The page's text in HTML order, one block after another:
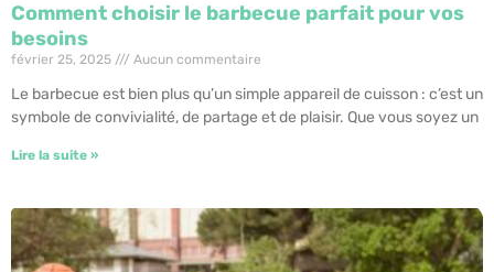
Comment choisir le barbecue parfait pour vos
besoins
février 25, 2025 Aucun commentaire
Le barbecue est bien plus qu’un simple appareil de cuisson : c’est un
symbole de convivialité, de partage et de plaisir. Que vous soyez un
Lire la suite »